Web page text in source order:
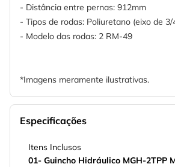
- Distância entre pernas: 912mm
- Tipos de rodas: Poliuretano (eixo de 3/
- Modelo das rodas: 2 RM-49
*Imagens meramente ilustrativas.
Especificações
Itens Inclusos
01- Guincho Hidráulico MGH-2TPP